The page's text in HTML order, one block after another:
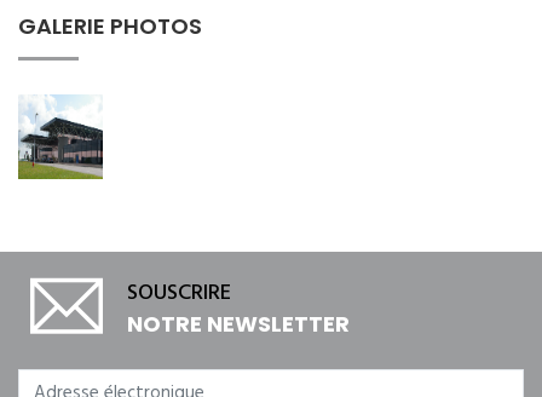
GALERIE PHOTOS
SOUSCRIRE
NOTRE NEWSLETTER